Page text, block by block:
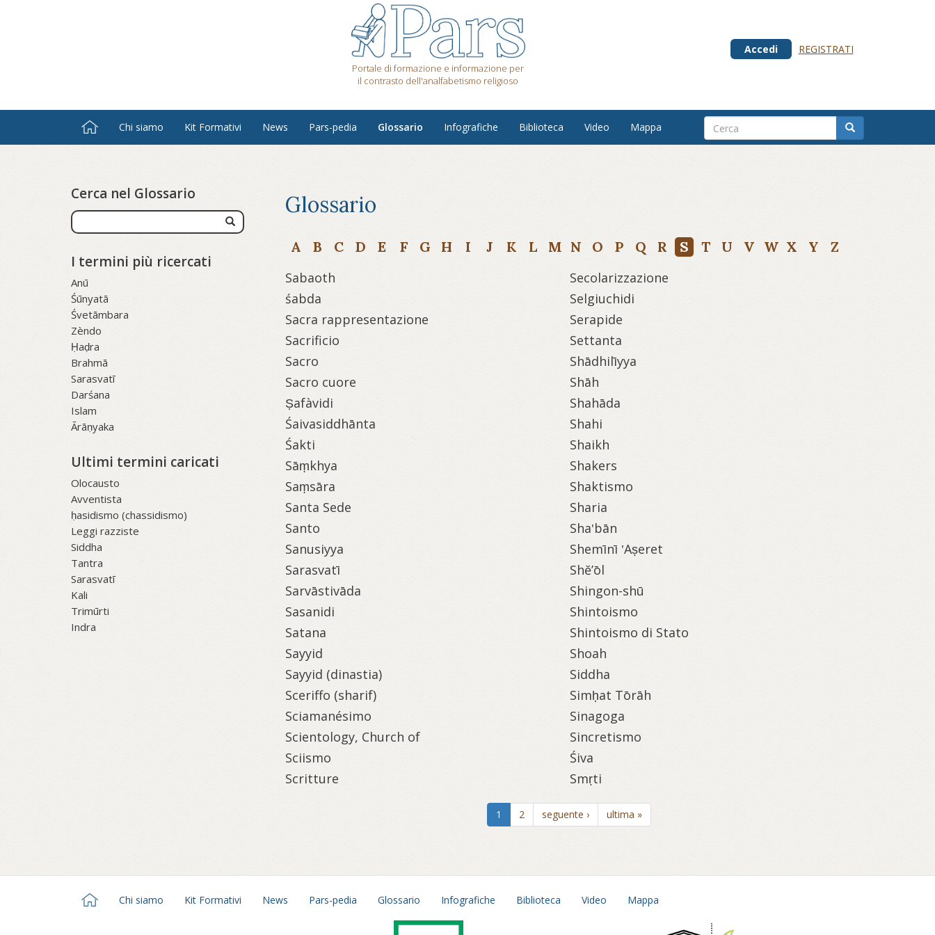
Portale di formazione e informazione per
il contrasto dell'analfabetismo religioso
Accedi REGISTRATI
Chi siamo Kit Formativi News Pars-pedia Glossario Infografiche Biblioteca Video Mappa
Cerca nel Glossario
I termini più ricercati
Anū
Śūnyatā
Śvetāmbara
Zèndo
Ḥaḍra
Brahmā
Sarasvatī
Darśana
Islam
Ārāṇyaka
Ultimi termini caricati
Olocausto
Avventista
ḥasidismo (chassidismo)
Leggi razziste
Siddha
Tantra
Sarasvatī
Kali
Trimūrti
Indra
Glossario
A B C D E F G H I J K L M N O P Q R S T U V W X Y Z
Sabaoth
Secolarizzazione
śabda
Selgiuchidi
Sacra rappresentazione
Serapide
Sacrificio
Settanta
Sacro
Shādhilīyya
Sacro cuore
Shāh
Ṣafàvidi
Shahāda
Śaivasiddhānta
Shahi
Śakti
Shaikh
Sāṃkhya
Shakers
Saṃsāra
Shaktismo
Santa Sede
Sharia
Santo
Sha‛bān
Sanusiyya
Shemīnī ‛Aṣeret
Sarasvatī
Shĕ’ōl
Sarvāstivāda
Shingon-shū
Sasanidi
Shintoismo
Satana
Shintoismo di Stato
Sayyid
Shoah
Sayyid (dinastia)
Siddha
Sceriffo (sharif)
Simḥat Tōrāh
Sciamanésimo
Sinagoga
Scientology, Church of
Sincretismo
Sciismo
Śiva
Scritture
Smṛti
1 2 seguente › ultima »
Chi siamo Kit Formativi News Pars-pedia Glossario Infografiche Biblioteca Video Mappa